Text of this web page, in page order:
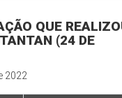
QUE
(24 DE
2022